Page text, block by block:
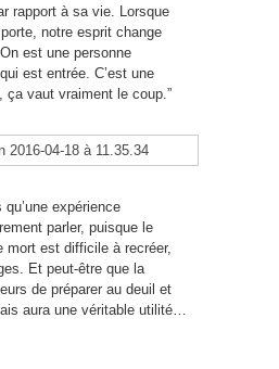
rapport à sa vie. Lorsque
notre esprit change
est une personne
est entrée. C’est une
ça vaut vraiment le coup.”
expérience
parler, puisque le
mort est difficile à recréer,
Et peut-être que la
de préparer au deuil et
aura une véritable utilité…